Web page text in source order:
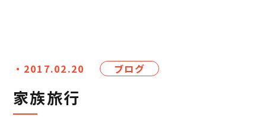
・2017.02.20 ブログ
家族旅行